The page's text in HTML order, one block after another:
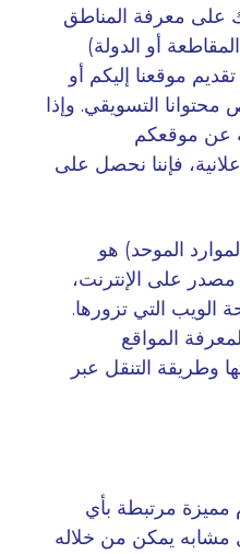
على معرفة المناطق
أو الدولة)
موقعنا إليكم أو
التسويقي. وإذا
عن موقعكم
فإننا نحصل على
الموحد) هو
على الإنترنت،
الويب التي تزورها.
المواقع
وطريقة التنقل عبر
مميزة مرتبطة بأي
يمكن من خلاله